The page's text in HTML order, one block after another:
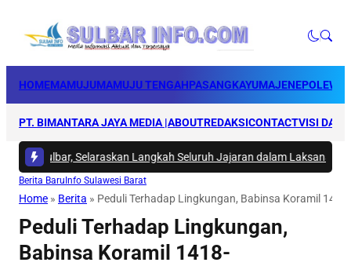
HOMEMAMUJUMAMUJU TENGAHPASANGKAYUMAJENE
PT. BIMANTARA JAYA MEDIA |ABOUTREDAKSICONTACTVISI DAN
Sulbar, Selaraskan Langkah Seluruh Jajaran dalam Laksanakan
Berita Baru Info Sulawesi Barat
Home » Berita » Peduli Terhadap Lingkungan, Babinsa Koramil
Peduli Terhadap Lingkungan,
Babinsa Koramil 1418-